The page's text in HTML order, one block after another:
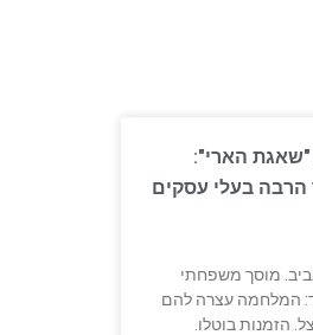
"שאגת הארי":
הרבה בעלי עסקים
מוסך משפחתי
המלחמה עצרה להם
הזמנות בוטלו.